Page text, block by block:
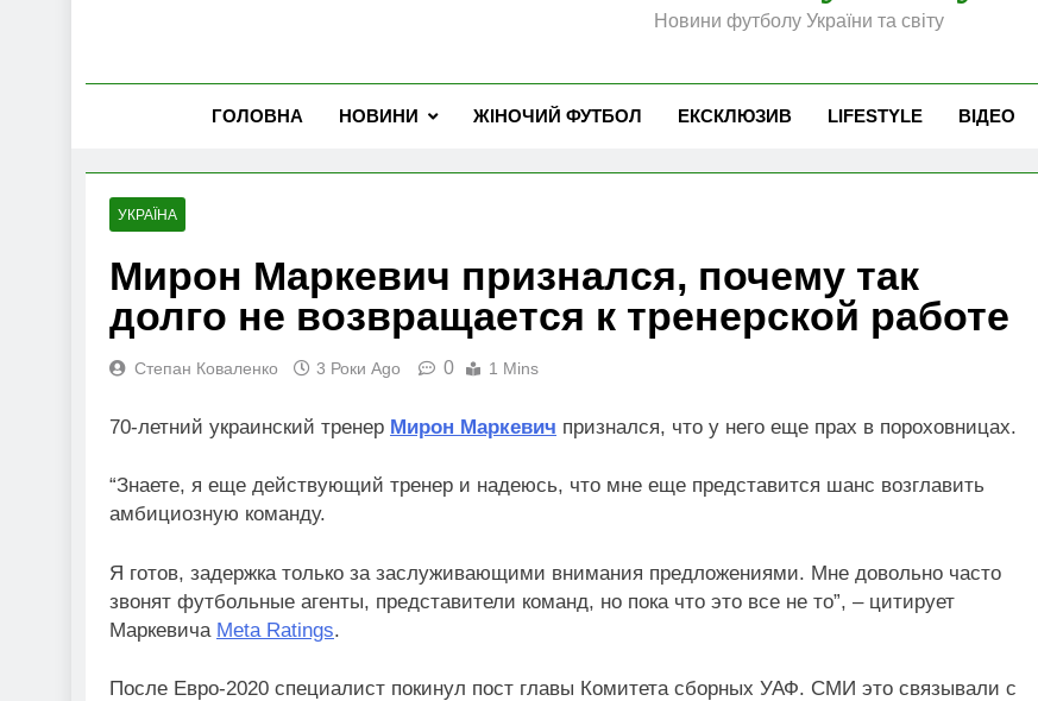
Новини футболу України та світу
ГОЛОВНА НОВИНИ ЖІНОЧИЙ ФУТБОЛ ЕКСКЛЮЗИВ LIFESTYLE ВІДЕО
УКРАЇНА
Мирон Маркевич признался, почему так
долго не возвращается к тренерской работе
Степан Коваленко 3 Роки Ago 0 1 Mins
70-летний украинский тренер Мирон Маркевич признался, что у него еще прах в пороховницах.
“Знаете, я еще действующий тренер и надеюсь, что мне еще представится шанс возглавить
амбициозную команду.
Я готов, задержка только за заслуживающими внимания предложениями. Mне довольно часто
звонят футбольные агенты, представители команд, но пока что это все не то”, – цитирует
Маркевича Meta Ratings.
После Евро-2020 специалист покинул пост главы Комитета сборных УАФ. СМИ это связывали с